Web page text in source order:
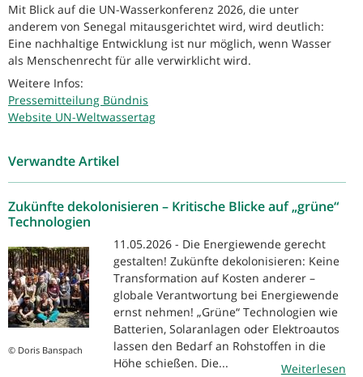
Mit Blick auf die UN-Wasserkonferenz 2026, die unter
anderem von Senegal mitausgerichtet wird, wird deutlich:
Eine nachhaltige Entwicklung ist nur möglich, wenn Wasser
als Menschenrecht für alle verwirklicht wird.
Weitere Infos:
Pressemitteilung Bündnis
Website UN-Weltwassertag
Verwandte Artikel
Zukünfte dekolonisieren – Kritische Blicke auf „grüne“
Technologien
© Doris Banspach
11.05.2026 - Die Energiewende gerecht
gestalten! Zukünfte dekolonisieren: Keine
Transformation auf Kosten anderer –
globale Verantwortung bei Energiewende
ernst nehmen! „Grüne“ Technologien wie
Batterien, Solaranlagen oder Elektroautos
lassen den Bedarf an Rohstoffen in die
Höhe schießen. Die...
Weiterlesen